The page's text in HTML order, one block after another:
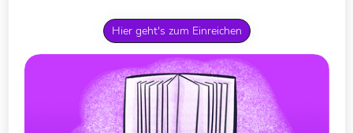
Hier geht's zum Einreichen